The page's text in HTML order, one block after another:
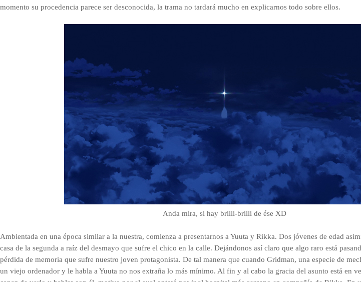
momento su procedencia parece ser desconocida, la trama no tardará mucho en explicarnos todo sobre ellos.
Anda mira, si hay brilli-brilli de ése XD
Ambientada en una época similar a la nuestra, comienza a presentarnos a Yuuta y Rikka. Dos jóvenes de edad
casa de la segunda a raíz del desmayo que sufre el chico en la calle. Dejándonos así claro que algo raro está
pérdida de memoria que sufre nuestro joven protagonista. De tal manera que cuando Gridman, una especie de
un viejo ordenador y le habla a Yuuta no nos extraña lo más mínimo. Al fin y al cabo la gracia del asunto está en